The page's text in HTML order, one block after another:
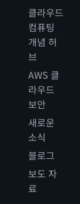
클라우드
컴퓨팅
개념 허
브
AWS 클
라우드
보안
새로운
소식
블로그
보도 자
료